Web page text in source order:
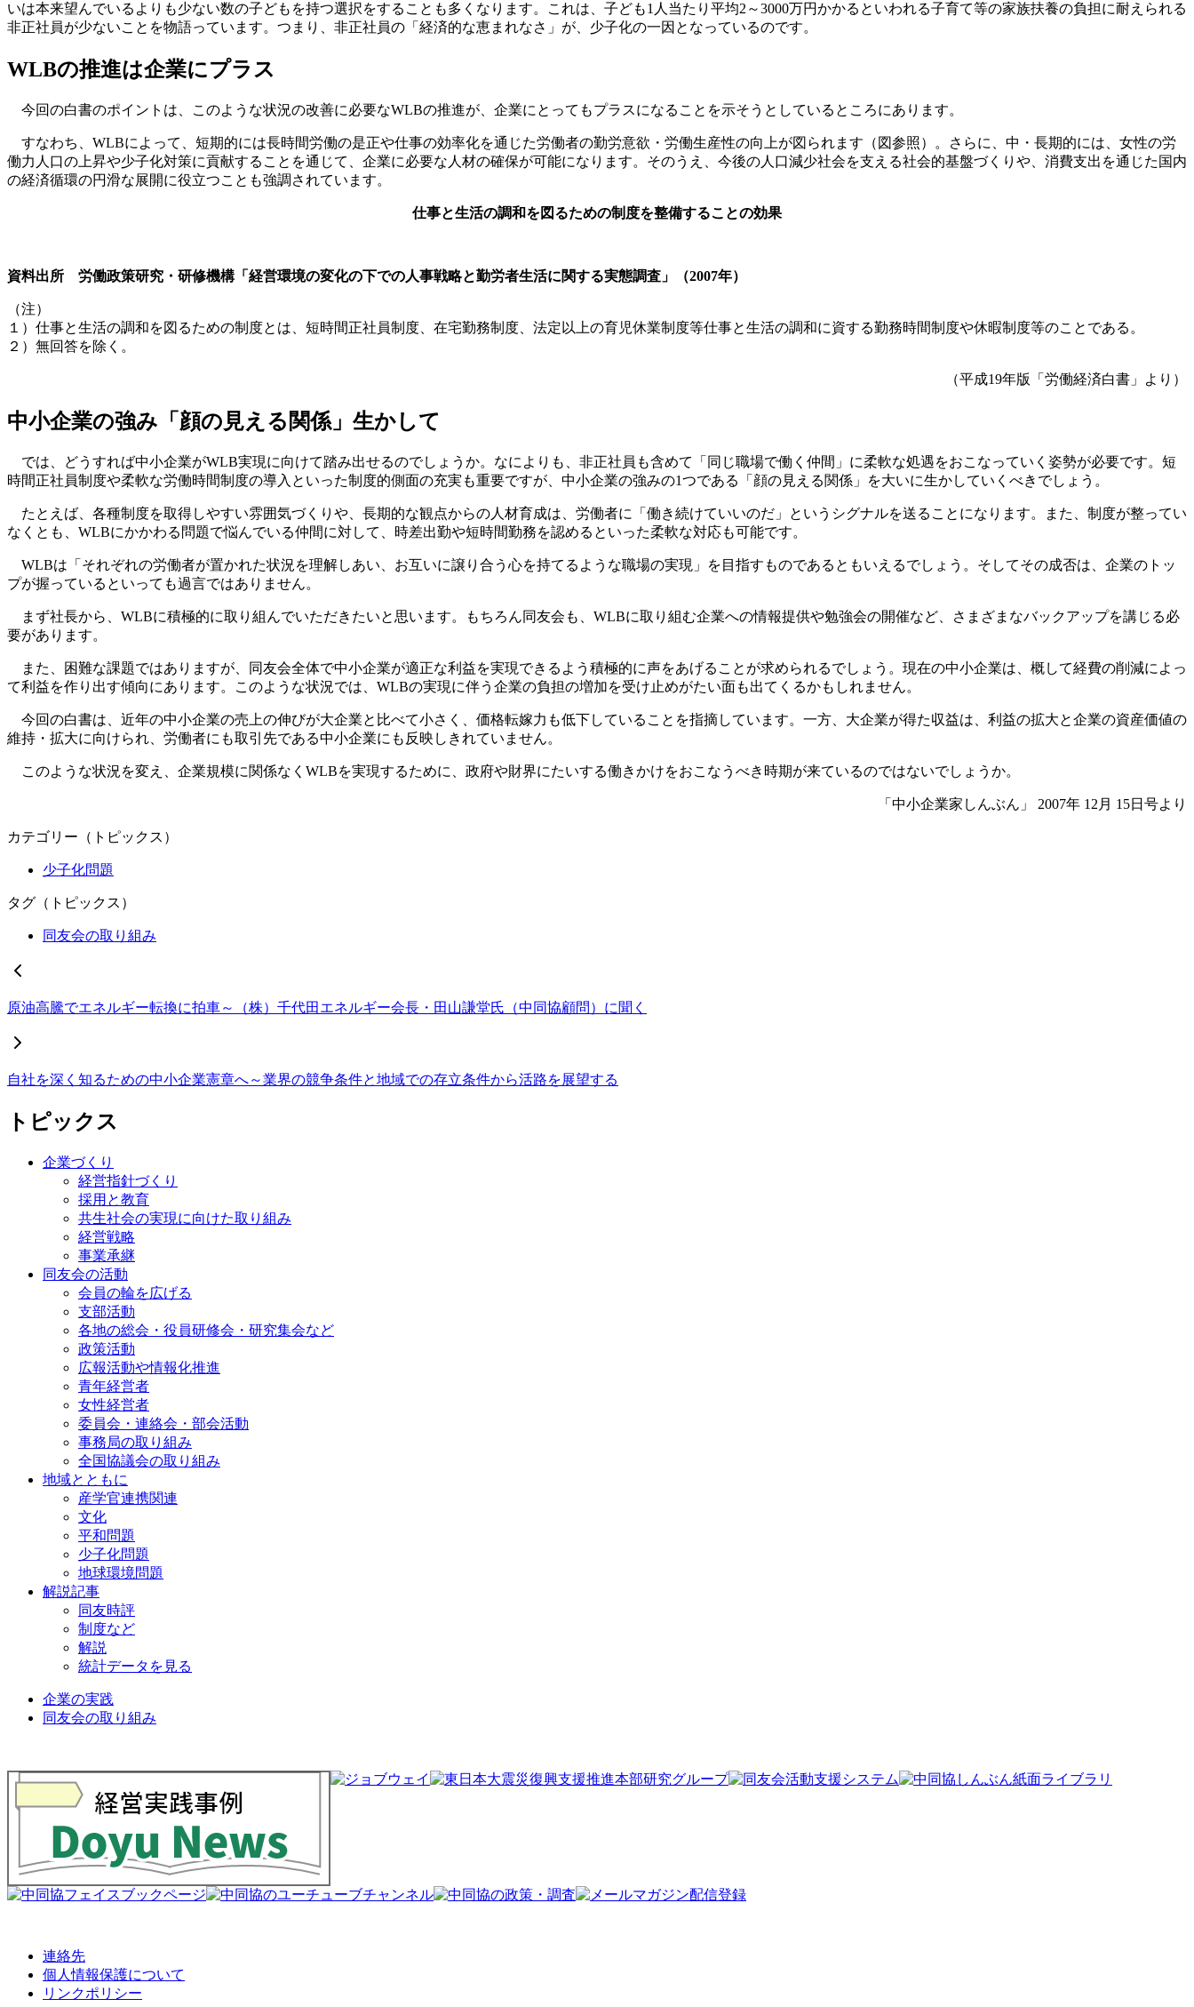
いは本来望んでいるよりも少ない数の子どもを持つ選択をすることも多くなります。これは、子ども1人当たり平均2～3000万円かかるといわれる子育て等の家族扶養の負担に耐えられる
非正社員が少ないことを物語っています。つまり、非正社員の「経済的な恵まれなさ」が、少子化の一因となっているのです。
WLBの推進は企業にプラス
今回の白書のポイントは、このような状況の改善に必要なWLBの推進が、企業にとってもプラスになることを示そうとしているところにあります。
すなわち、WLBによって、短期的には長時間労働の是正や仕事の効率化を通じた労働者の勤労意欲・労働生産性の向上が図られます（図参照）。さらに、中・長期的には、女性の労
働力人口の上昇や少子化対策に貢献することを通じて、企業に必要な人材の確保が可能になります。そのうえ、今後の人口減少社会を支える社会的基盤づくりや、消費支出を通じた国内
の経済循環の円滑な展開に役立つことも強調されています。
仕事と生活の調和を図るための制度を整備することの効果
資料出所 労働政策研究・研修機構「経営環境の変化の下での人事戦略と勤労者生活に関する実態調査」（2007年）
（注）
１）仕事と生活の調和を図るための制度とは、短時間正社員制度、在宅勤務制度、法定以上の育児休業制度等仕事と生活の調和に資する勤務時間制度や休暇制度等のことである。
２）無回答を除く。
（平成19年版「労働経済白書」より）
中小企業の強み「顔の見える関係」生かして
では、どうすれば中小企業がWLB実現に向けて踏み出せるのでしょうか。なによりも、非正社員も含めて「同じ職場で働く仲間」に柔軟な処遇をおこなっていく姿勢が必要です。短
時間正社員制度や柔軟な労働時間制度の導入といった制度的側面の充実も重要ですが、中小企業の強みの1つである「顔の見える関係」を大いに生かしていくべきでしょう。
たとえば、各種制度を取得しやすい雰囲気づくりや、長期的な観点からの人材育成は、労働者に「働き続けていいのだ」というシグナルを送ることになります。また、制度が整ってい
なくとも、WLBにかかわる問題で悩んでいる仲間に対して、時差出勤や短時間勤務を認めるといった柔軟な対応も可能です。
WLBは「それぞれの労働者が置かれた状況を理解しあい、お互いに譲り合う心を持てるような職場の実現」を目指すものであるともいえるでしょう。そしてその成否は、企業のトッ
プが握っているといっても過言ではありません。
まず社長から、WLBに積極的に取り組んでいただきたいと思います。もちろん同友会も、WLBに取り組む企業への情報提供や勉強会の開催など、さまざまなバックアップを講じる必
要があります。
また、困難な課題ではありますが、同友会全体で中小企業が適正な利益を実現できるよう積極的に声をあげることが求められるでしょう。現在の中小企業は、概して経費の削減によっ
て利益を作り出す傾向にあります。このような状況では、WLBの実現に伴う企業の負担の増加を受け止めがたい面も出てくるかもしれません。
今回の白書は、近年の中小企業の売上の伸びが大企業と比べて小さく、価格転嫁力も低下していることを指摘しています。一方、大企業が得た収益は、利益の拡大と企業の資産価値の
維持・拡大に向けられ、労働者にも取引先である中小企業にも反映しきれていません。
このような状況を変え、企業規模に関係なくWLBを実現するために、政府や財界にたいする働きかけをおこなうべき時期が来ているのではないでしょうか。
「中小企業家しんぶん」 2007年 12月 15日号より
カテゴリー（トピックス）
少子化問題
タグ（トピックス）
同友会の取り組み
原油高騰でエネルギー転換に拍車～（株）千代田エネルギー会長・田山謙堂氏（中同協顧問）に聞く
自社を深く知るための中小企業憲章へ～業界の競争条件と地域での存立条件から活路を展望する
トピックス
企業づくり
経営指針づくり
採用と教育
共生社会の実現に向けた取り組み
経営戦略
事業承継
同友会の活動
会員の輪を広げる
支部活動
各地の総会・役員研修会・研究集会など
政策活動
広報活動や情報化推進
青年経営者
女性経営者
委員会・連絡会・部会活動
事務局の取り組み
全国協議会の取り組み
地域とともに
産学官連携関連
文化
平和問題
少子化問題
地球環境問題
解説記事
同友時評
制度など
解説
統計データを見る
企業の実践
同友会の取り組み
連絡先
個人情報保護について
リンクポリシー